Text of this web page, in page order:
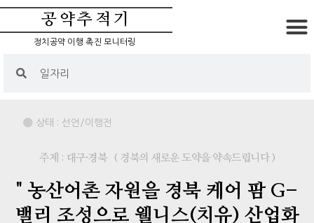
공약추적기
정치공약 이행 촉진 모니터링
상태 : 선언/이행전
주제 : 대구·경북 ( 경북의 새로운 도약을 약속드립니다 )
" 농산어촌 자원을 경북 케어 팜 G-
밸리 조성으로 웰니스(치유) 산업화